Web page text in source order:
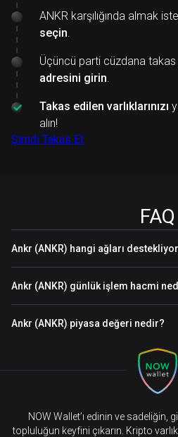
ANKR karşılığında almak
seçin.
Üçüncü parti cüzdana takas
adresini girin.
Takas edilen varlıklarınızı
alın!
Şimdi Takas Et
FAQ
Ankr (ANKR) hangi ağları
Ankr (ANKR) günlük işlem hacmi
Ankr (ANKR) piyasa değeri nedir?
NOW Wallet’ı edinin ve sadeliğin,
topluluğun keyfini çıkarın. Kripto